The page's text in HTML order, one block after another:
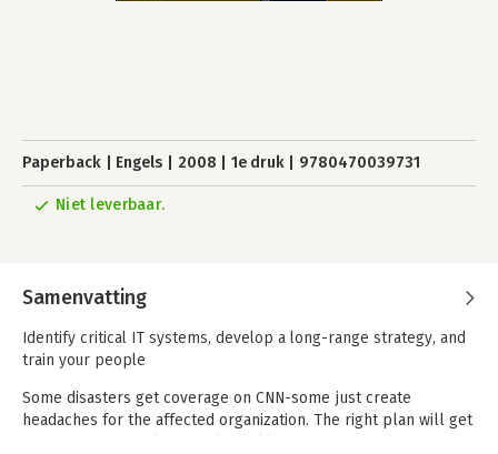
Paperback Engels 2008 1e druk 9780470039731
Niet leverbaar.
Samenvatting
Identify critical IT systems, develop a long-range strategy, and
train your people
Some disasters get coverage on CNN-some just create
headaches for the affected organization. The right plan will get